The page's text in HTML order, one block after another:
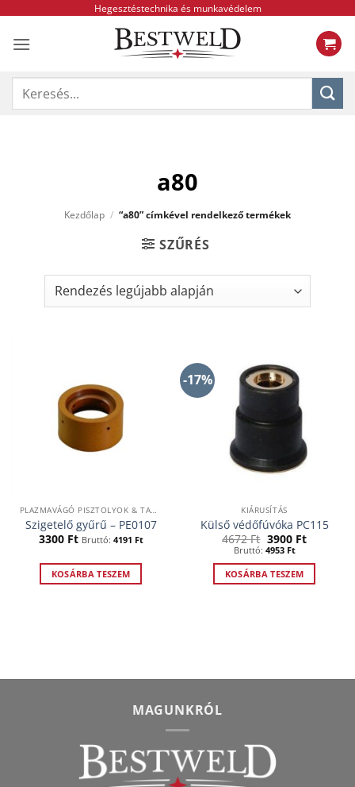
content
Hegesztéstechnika és munkavédelem
Keresés
a80
Kezdőlap / “a80” címkével rendelkező termékek
SZŰRÉS
PLAZMAVÁGÓ PISZTOLYOK & TARTOZÉKOK
Szigetelő gyűrű – PE0107
3300 Ft Bruttó: 4191 Ft
KOSÁRBA TESZEM
-17%
KIÁRUSÍTÁS
Külső védőfúvóka PC115
4672Ft Original
price
4672 Ft.
3900 FtCurrent
3900 Ft.
Bruttó: 4953 Ft
KOSÁRBA TESZEM
MAGUNKRÓL